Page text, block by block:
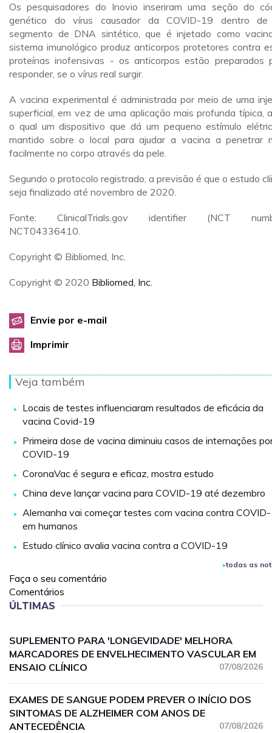
Os pesquisadores do Inovio inseriram uma seção do
genético do vírus causador da COVID-19 dentro de
segmento de DNA sintético, que é injetado como
sistema imunológico produz anticorpos protetores contra
proteínas inofensivas - os anticorpos estão preparados
responder, se o vírus real surgir.
A vacina experimental é administrada por meio de uma
superficial, em vez de uma aplicação mais profunda típica,
o qual um dispositivo que dá um pequeno estímulo
mantido sobre o local para ajudar a vacina a penetrar
facilmente no corpo através da pele.
Segundo o protocolo registrado, a previsão é que o estudo
seja finalizado até novembro de 2020.
Fonte: ClinicalTrials.gov identifier (NCT
NCT04336410.
Copyright © Bibliomed, Inc.
Copyright © 2020 Bibliomed, Inc.
Envie por e-mail
Imprimir
Veja também
Locais de testes influenciaram resultados de eficácia da
vacina Covid-19
Primeira dose de vacina diminuiu casos de internações
COVID-19
CoronaVac é segura e eficaz, mostra estudo
China deve lançar vacina para COVID-19 até dezembro
Alemanha vai começar testes com vacina contra
em humanos
Estudo clínico avalia vacina contra a COVID-19
todas as
Faça o seu comentário
Comentários
ÚLTIMAS
SUPLEMENTO PARA 'LONGEVIDADE' MELHORA
MARCADORES DE ENVELHECIMENTO VASCULAR EM
ENSAIO CLÍNICO
07/08/2026
EXAMES DE SANGUE PODEM PREVER O INÍCIO DOS
SINTOMAS DE ALZHEIMER COM ANOS DE
ANTECEDÊNCIA
07/08/2026